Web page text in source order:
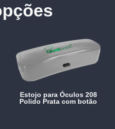
Estojo para Óculos 208
Polido Prata com botão